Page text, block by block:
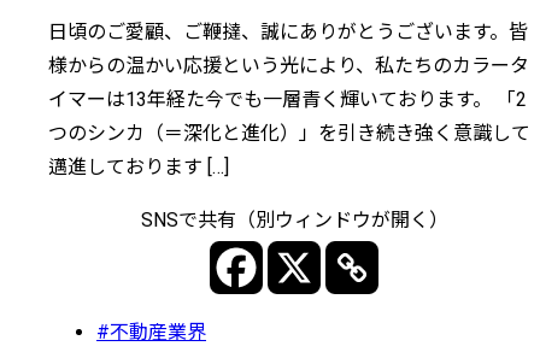
日頃のご愛顧、ご鞭撻、誠にありがとうございます。皆
様からの温かい応援という光により、私たちのカラータ
イマーは13年経た今でも一層青く輝いております。 「2
つのシンカ（＝深化と進化）」を引き続き強く意識して
邁進しております […]
SNSで共有（別ウィンドウが開く）
#不動産業界